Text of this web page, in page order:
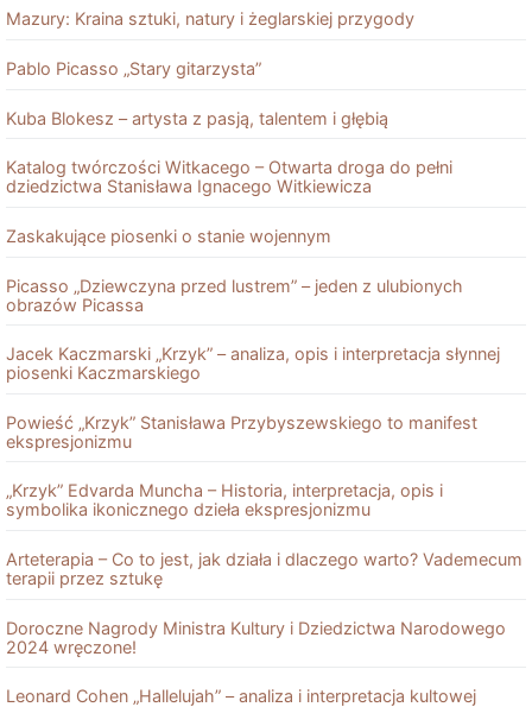
Mazury: Kraina sztuki, natury i żeglarskiej przygody
Pablo Picasso „Stary gitarzysta”
Kuba Blokesz – artysta z pasją, talentem i głębią
Katalog twórczości Witkacego – Otwarta droga do pełni
dziedzictwa Stanisława Ignacego Witkiewicza
Zaskakujące piosenki o stanie wojennym
Picasso „Dziewczyna przed lustrem” – jeden z ulubionych
obrazów Picassa
Jacek Kaczmarski „Krzyk” – analiza, opis i interpretacja słynnej
piosenki Kaczmarskiego
Powieść „Krzyk” Stanisława Przybyszewskiego to manifest
ekspresjonizmu
„Krzyk” Edvarda Muncha – Historia, interpretacja, opis i
symbolika ikonicznego dzieła ekspresjonizmu
Arteterapia – Co to jest, jak działa i dlaczego warto? Vademecum
terapii przez sztukę
Doroczne Nagrody Ministra Kultury i Dziedzictwa Narodowego
2024 wręczone!
Leonard Cohen „Hallelujah” – analiza i interpretacja kultowej